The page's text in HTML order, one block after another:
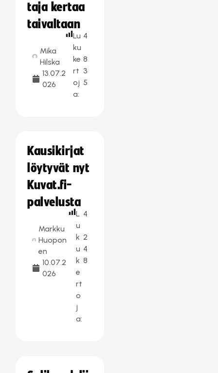
taja kertaa
taivaltaan
Mika
Hilska
13.07.2
026
Lu
ku
ke
rt
oj
a:
4
8
3
5
Kausikirjat
löytyvät nyt
Kuvat.fi-
palvelusta
Markku
Huopon
en
10.07.2
026
L
u
k
u
k
e
rt
o
j
a:
4
2
4
8